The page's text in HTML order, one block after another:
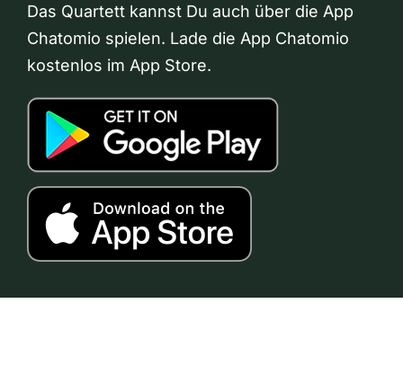
Das Quartett kannst Du auch über die App
Chatomio spielen. Lade die App Chatomio
kostenlos im App Store.